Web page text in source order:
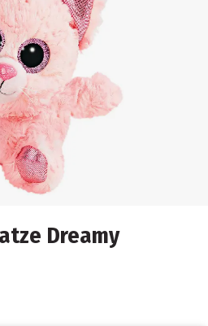
Dreamy